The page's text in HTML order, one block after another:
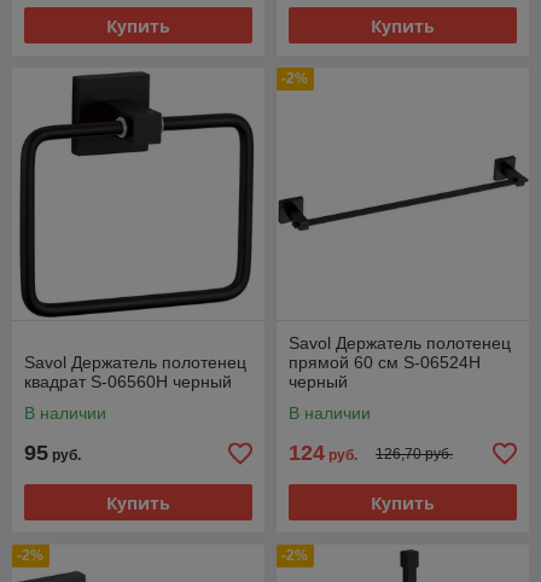
Купить Купить
Savol Держатель полотенец
квадрат S-06560H черный
В наличии
95 руб.
Купить
-2%
Savol Держатель полотенец
прямой 60 см S-06524H
черный
В наличии
124 руб. 126,70 руб.
Купить
-2% -2%